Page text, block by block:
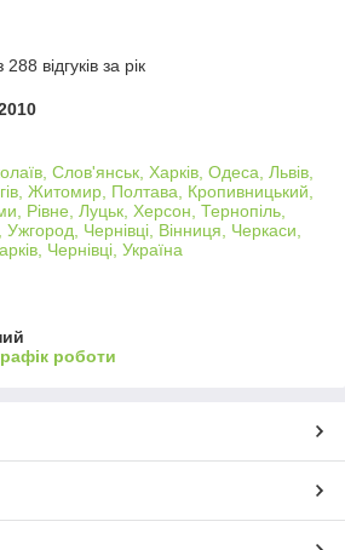
відгуків за рік
Слов'янськ, Харків, Одеса, Львів,
Житомир, Полтава, Кропивницький,
Рівне, Луцьк, Херсон, Тернопіль,
Ужгород, Чернівці, Вінниця, Черкаси,
Чернівці, Україна
роботи